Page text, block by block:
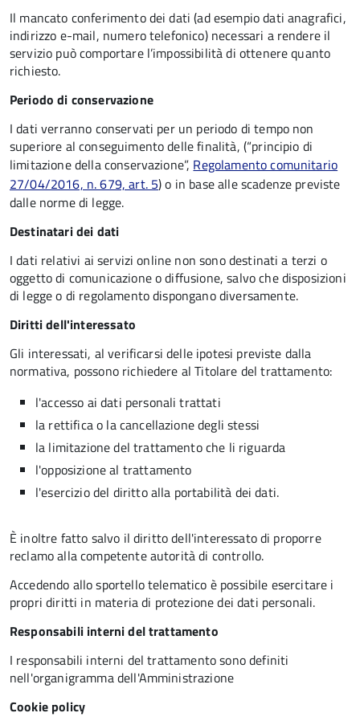
Il mancato conferimento dei dati (ad esempio dati anagrafici,
indirizzo e-mail, numero telefonico) necessari a rendere il
servizio può comportare l’impossibilità di ottenere quanto
richiesto.
Periodo di conservazione
I dati verranno conservati per un periodo di tempo non
superiore al conseguimento delle finalità, (“principio di
limitazione della conservazione”, Regolamento comunitario
27/04/2016, n. 679, art. 5) o in base alle scadenze previste
dalle norme di legge.
Destinatari dei dati
I dati relativi ai servizi online non sono destinati a terzi o
oggetto di comunicazione o diffusione, salvo che disposizioni
di legge o di regolamento dispongano diversamente.
Diritti dell'interessato
Gli interessati, al verificarsi delle ipotesi previste dalla
normativa, possono richiedere al Titolare del trattamento:
l'accesso ai dati personali trattati
la rettifica o la cancellazione degli stessi
la limitazione del trattamento che li riguarda
l'opposizione al trattamento
l'esercizio del diritto alla portabilità dei dati.
È inoltre fatto salvo il diritto dell'interessato di proporre
reclamo alla competente autorità di controllo.
Accedendo allo sportello telematico è possibile esercitare i
propri diritti in materia di protezione dei dati personali.
Responsabili interni del trattamento
I responsabili interni del trattamento sono definiti
nell'organigramma dell'Amministrazione
Cookie policy